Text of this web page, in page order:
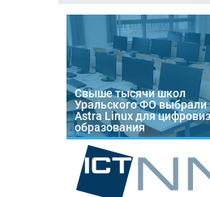
Свыше тысячи школ
Уральского ФО
Astra Linux для
образования